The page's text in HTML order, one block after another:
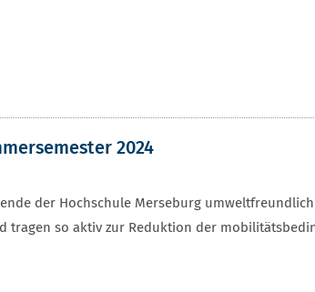
2024
der Hochschule Merseburg
tragen so aktiv zur Reduktion der